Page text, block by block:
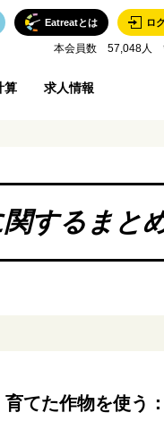
ロ
Eatreatとは
本会員数 57,048人
算 求人情報
するまと
てた作物を使う